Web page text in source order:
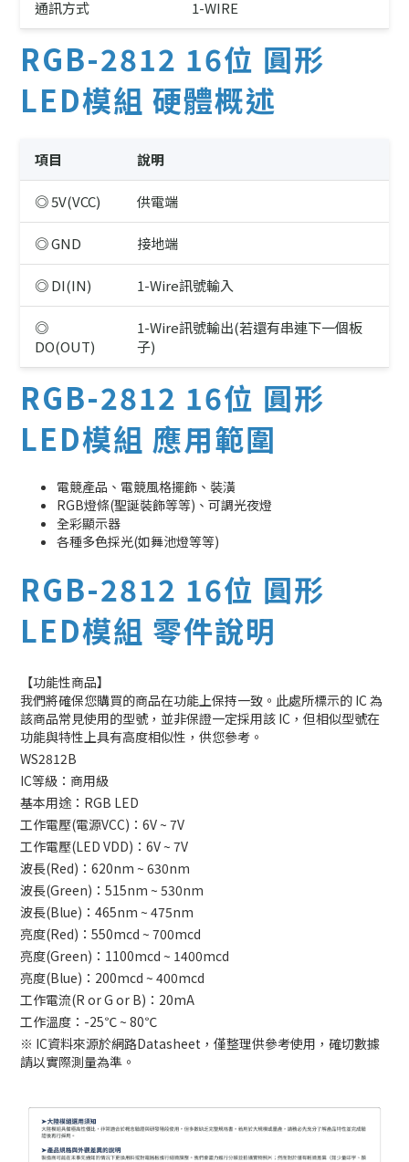
通訊方式 1-WIRE
RGB-2812 16位 圓形
LED模組 硬體概述
項目 說明
◎ 5V(VCC) 供電端
◎ GND 接地端
◎ DI(IN) 1-Wire訊號輸入
◎
DO(OUT)
1-Wire訊號輸出(若還有串連下一個板
子)
RGB-2812 16位 圓形
LED模組 應用範圍
電競產品、電競風格擺飾、裝潢
RGB燈條(聖誕裝飾等等)、可調光夜燈
全彩顯示器
各種多色採光(如舞池燈等等)
RGB-2812 16位 圓形
LED模組 零件說明
【功能性商品】
我們將確保您購買的商品在功能上保持一致。此處所標示的 IC 為
該商品常見使用的型號，並非保證一定採用該 IC，但相似型號在
功能與特性上具有高度相似性，供您參考。
WS2812B
IC等級：商用級
基本用途：RGB LED
工作電壓(電源VCC)：6V ~ 7V
工作電壓(LED VDD)：6V ~ 7V
波長(Red)：620nm ~ 630nm
波長(Green)：515nm ~ 530nm
波長(Blue)：465nm ~ 475nm
亮度(Red)：550mcd ~ 700mcd
亮度(Green)：1100mcd ~ 1400mcd
亮度(Blue)：200mcd ~ 400mcd
工作電流(R or G or B)：20mA
工作溫度：-25℃ ~ 80℃
※ IC資料來源於網路Datasheet，僅整理供參考使用，確切數據
請以實際測量為準。